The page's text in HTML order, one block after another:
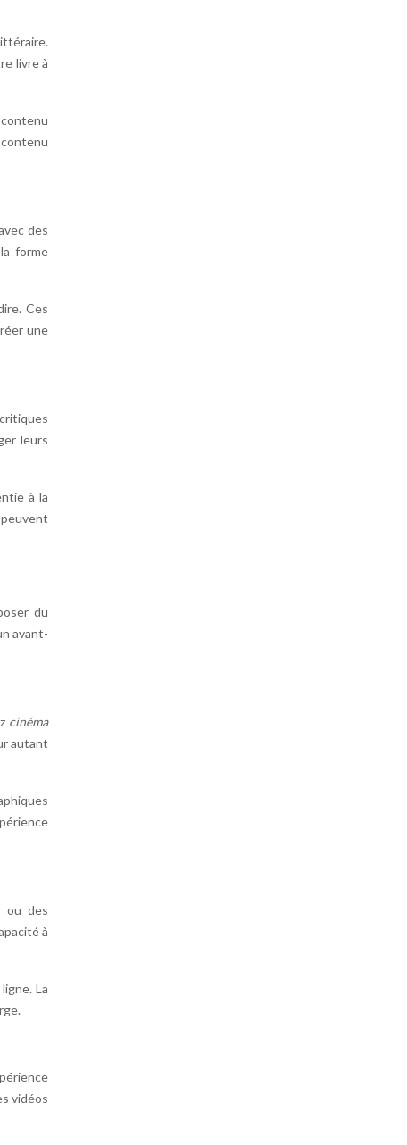
livre à
des
forme
Ces
une
leurs
à la
du
avant-
cinéma
autant
ou des
à
La
vidéos